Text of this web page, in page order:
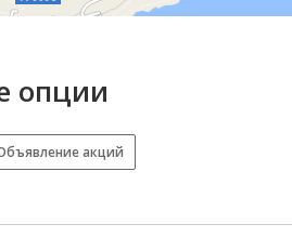
опции
акций